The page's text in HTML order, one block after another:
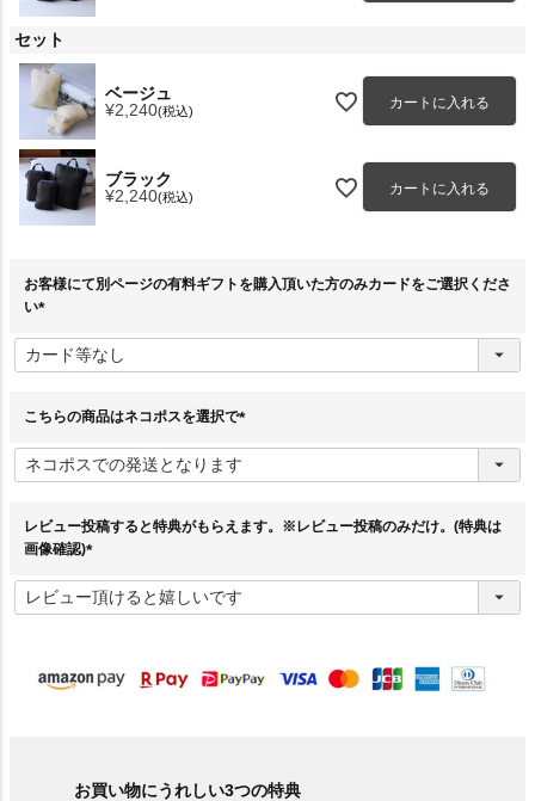
セット
ベージュ
¥2,240 税込 カートに入れる
ブラック
¥2,240 税込 カートに入れる
お客様にて別ページの有料ギフトを購入頂いた方のみカードをご選択くださ
い
必
須
こちらの商品はネコポスを選択で
必
須
レビュー投稿すると特典がもらえます。※レビュー投稿のみだけ。(特典は
画像確認)
必
須
お買い物にうれしい3つの特典